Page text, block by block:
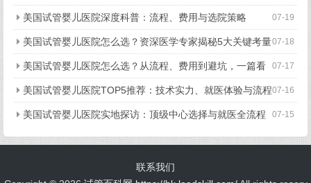
07-19
美国试管婴儿医院深度科普：流程、费用与选院策略
07-18
美国试管婴儿医院怎么选？资深医学专家揭秘5大关键考量
07-17
美国试管婴儿医院怎么选？从流程、费用到避坑，一篇看
懂所有关键点 07-16
美国试管婴儿医院TOP5推荐：技术实力、就医体验与流程
细节全揭秘 07-15
美国试管婴儿医院实地探访：顶级中心选择与就医全流程
揭秘
联系我们